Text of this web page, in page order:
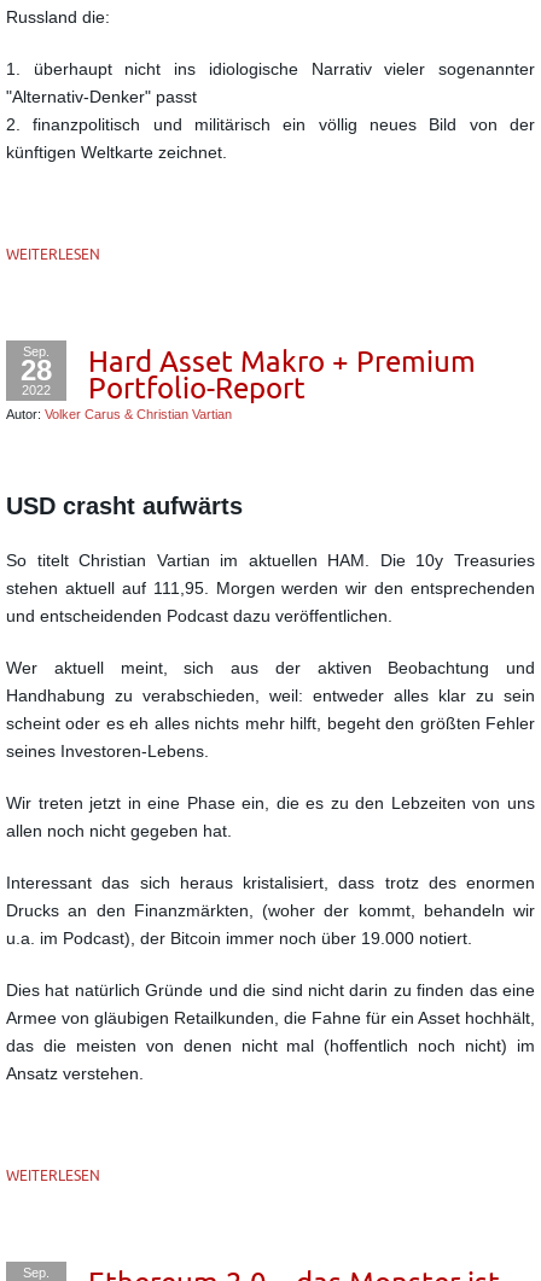
Russland die:
1. überhaupt nicht ins idiologische Narrativ vieler sogenannter
"Alternativ-Denker" passt
2. finanzpolitisch und militärisch ein völlig neues Bild von der
künftigen Weltkarte zeichnet.
WEITERLESEN
Sep.
28
2022
Hard Asset Makro + Premium
Portfolio-Report
Autor: Volker Carus & Christian Vartian
USD crasht aufwärts
So titelt Christian Vartian im aktuellen HAM. Die 10y Treasuries
stehen aktuell auf 111,95. Morgen werden wir den entsprechenden
und entscheidenden Podcast dazu veröffentlichen.
Wer aktuell meint, sich aus der aktiven Beobachtung und
Handhabung zu verabschieden, weil: entweder alles klar zu sein
scheint oder es eh alles nichts mehr hilft, begeht den größten Fehler
seines Investoren-Lebens.
Wir treten jetzt in eine Phase ein, die es zu den Lebzeiten von uns
allen noch nicht gegeben hat.
Interessant das sich heraus kristalisiert, dass trotz des enormen
Drucks an den Finanzmärkten, (woher der kommt, behandeln wir
u.a. im Podcast), der Bitcoin immer noch über 19.000 notiert.
Dies hat natürlich Gründe und die sind nicht darin zu finden das eine
Armee von gläubigen Retailkunden, die Fahne für ein Asset hochhält,
das die meisten von denen nicht mal (hoffentlich noch nicht) im
Ansatz verstehen.
WEITERLESEN
Sep.